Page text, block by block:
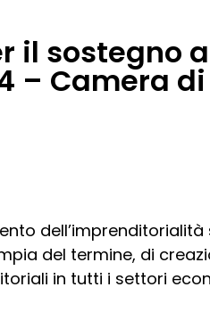
il sostegno
– Camera
del termine, di
in tutti i settori